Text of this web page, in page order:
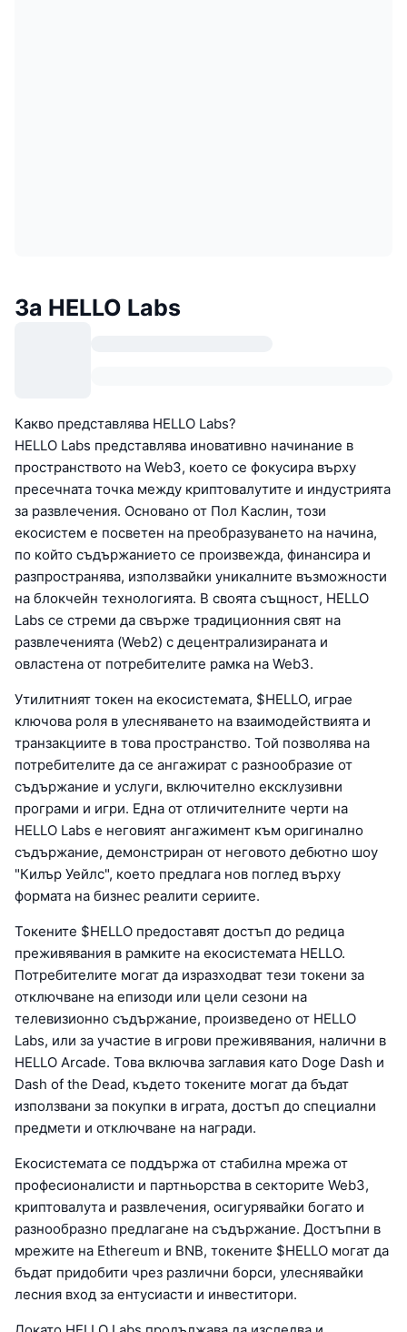
За HELLO Labs
Какво представлява HELLO Labs?
HELLO Labs представлява иновативно начинание в
пространството на Web3, което се фокусира върху
пресечната точка между криптовалутите и индустрията
за развлечения. Основано от Пол Каслин, този
екосистем е посветен на преобразуването на начина,
по който съдържанието се произвежда, финансира и
разпространява, използвайки уникалните възможности
на блокчейн технологията. В своята същност, HELLO
Labs се стреми да свърже традиционния свят на
развлеченията (Web2) с децентрализираната и
овластена от потребителите рамка на Web3.
Утилитният токен на екосистемата, $HELLO, играе
ключова роля в улесняването на взаимодействията и
транзакциите в това пространство. Той позволява на
потребителите да се ангажират с разнообразие от
съдържание и услуги, включително ексклузивни
програми и игри. Една от отличителните черти на
HELLO Labs е неговият ангажимент към оригинално
съдържание, демонстриран от неговото дебютно шоу
"Килър Уейлс", което предлага нов поглед върху
формата на бизнес реалити сериите.
Токените $HELLO предоставят достъп до редица
преживявания в рамките на екосистемата HELLO.
Потребителите могат да изразходват тези токени за
отключване на епизоди или цели сезони на
телевизионно съдържание, произведено от HELLO
Labs, или за участие в игрови преживявания, налични в
HELLO Arcade. Това включва заглавия като Doge Dash и
Dash of the Dead, където токените могат да бъдат
използвани за покупки в играта, достъп до специални
предмети и отключване на награди.
Екосистемата се поддържа от стабилна мрежа от
професионалисти и партньорства в секторите Web3,
криптовалута и развлечения, осигурявайки богато и
разнообразно предлагане на съдържание. Достъпни в
мрежите на Ethereum и BNB, токените $HELLO могат да
бъдат придобити чрез различни борси, улеснявайки
лесния вход за ентусиасти и инвеститори.